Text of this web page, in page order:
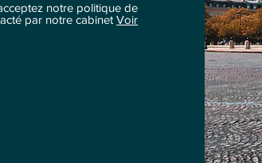
notre politique de
par notre cabinet Voir